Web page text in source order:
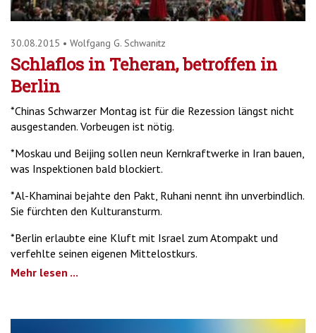
30.08.2015 • Wolfgang G. Schwanitz
Schlaflos in Teheran, betroffen in
Berlin
*Chinas Schwarzer Montag ist für die Rezession längst nicht
ausgestanden. Vorbeugen ist nötig.
*Moskau und Beijing sollen neun Kernkraftwerke in Iran bauen,
was Inspektionen bald blockiert.
*Al-Khaminai bejahte den Pakt, Ruhani nennt ihn unverbindlich.
Sie fürchten den Kulturansturm.
*Berlin erlaubte eine Kluft mit Israel zum Atompakt und
verfehlte seinen eigenen Mittelostkurs.
Mehr lesen ...